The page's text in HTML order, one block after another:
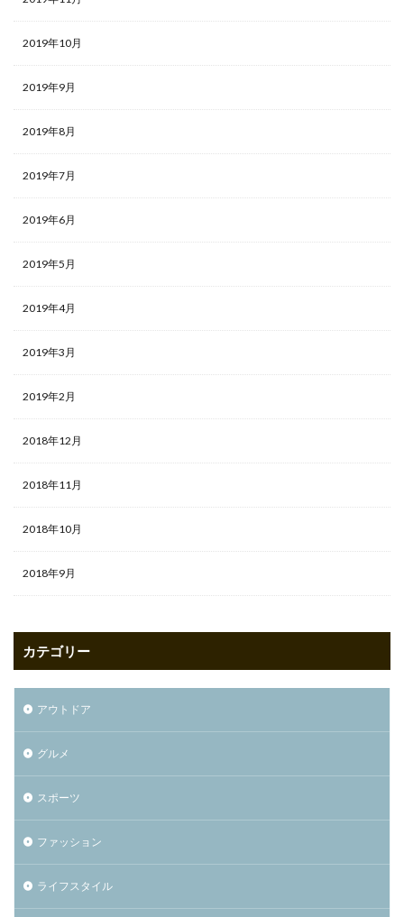
2019年10月
2019年9月
2019年8月
2019年7月
2019年6月
2019年5月
2019年4月
2019年3月
2019年2月
2018年12月
2018年11月
2018年10月
2018年9月
カテゴリー
アウトドア
グルメ
スポーツ
ファッション
ライフスタイル